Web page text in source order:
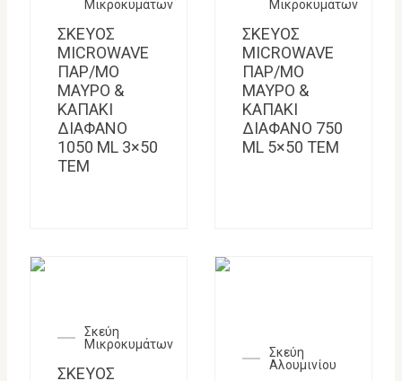
Μικροκυμάτων
ΣΚΕΥΟΣ
MICROWAVE
ΠΑΡ/ΜΟ
ΜΑΥΡΟ &
ΚΑΠΑΚΙ
ΔΙΑΦΑΝΟ
1050 ML 3×50
TEM
Μικροκυμάτων
ΣΚΕΥΟΣ
MICROWAVE
ΠΑΡ/ΜΟ
ΜΑΥΡΟ &
ΚΑΠΑΚΙ
ΔΙΑΦΑΝΟ 750
ML 5×50 TEM
Σκεύη
Μικροκυμάτων
ΣΚΕΥΟΣ
Σκεύη
Αλουμινίου